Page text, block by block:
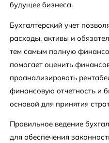
будущее бизнеса.
Бухгалтерский учет
расходы, активы и
тем самым полную
помогает оценить
проанализировать
финансовую отчетность и
основой для принятия
Правильное ведение
для обеспечения